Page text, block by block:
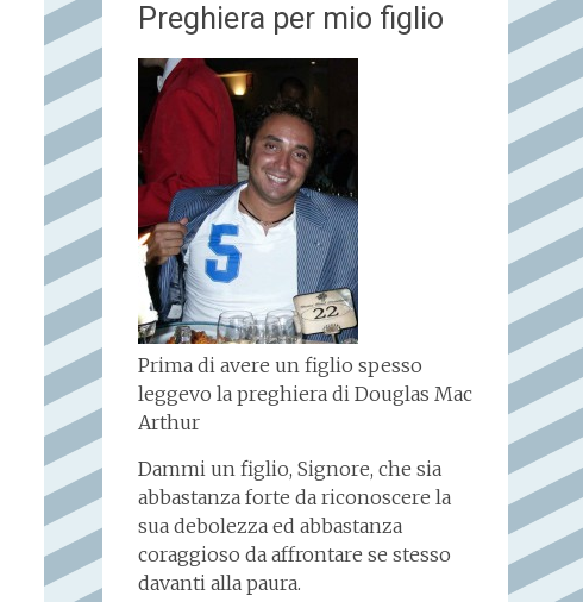
Preghiera per mio figlio
Prima di avere un figlio spesso
leggevo la preghiera di Douglas Mac
Arthur
Dammi un figlio, Signore, che sia
abbastanza forte da riconoscere la
sua debolezza ed abbastanza
coraggioso da affrontare se stesso
davanti alla paura.